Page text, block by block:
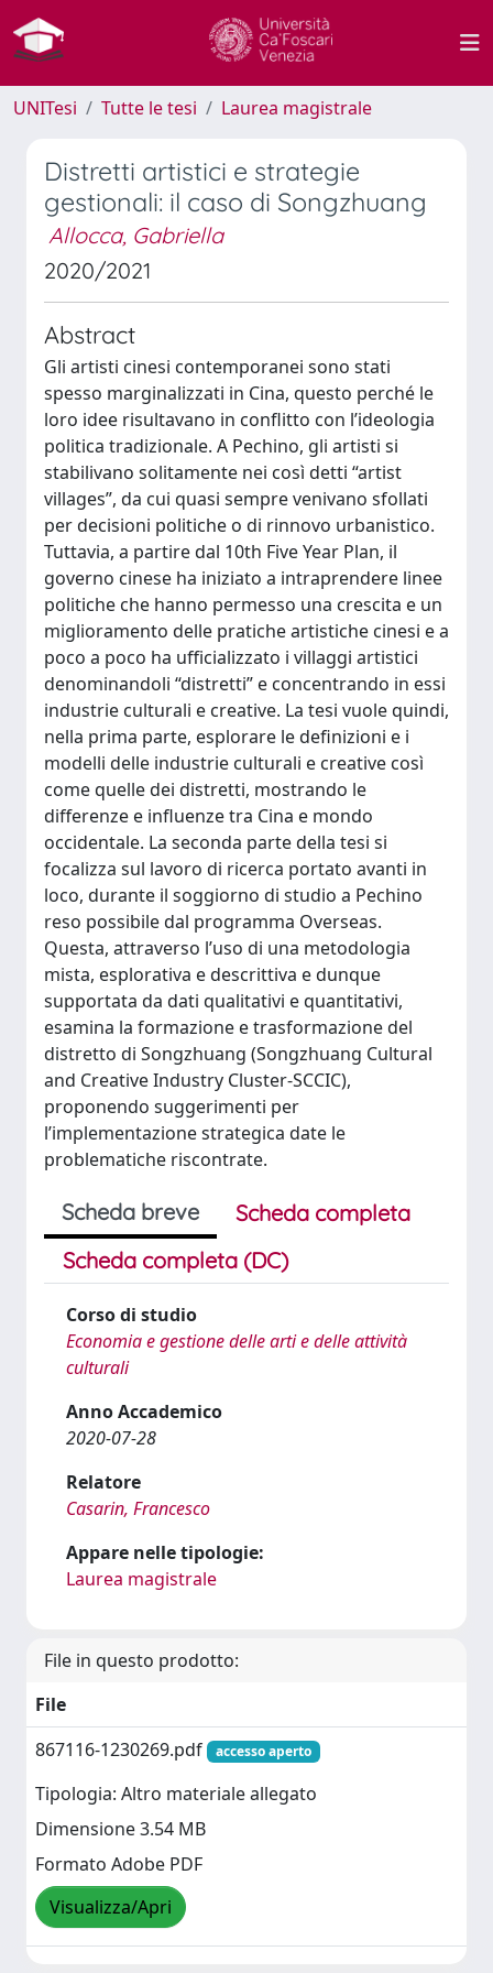
UNITesi Tutte le tesi Laurea magistrale
Distretti artistici e strategie
gestionali: il caso di Songzhuang
Allocca, Gabriella
2020/2021
Abstract
Gli artisti cinesi contemporanei sono stati
spesso marginalizzati in Cina, questo perché le
loro idee risultavano in conflitto con l’ideologia
politica tradizionale. A Pechino, gli artisti si
stabilivano solitamente nei così detti “artist
villages”, da cui quasi sempre venivano sfollati
per decisioni politiche o di rinnovo urbanistico.
Tuttavia, a partire dal 10th Five Year Plan, il
governo cinese ha iniziato a intraprendere linee
politiche che hanno permesso una crescita e un
miglioramento delle pratiche artistiche cinesi e a
poco a poco ha ufficializzato i villaggi artistici
denominandoli “distretti” e concentrando in essi
industrie culturali e creative. La tesi vuole quindi,
nella prima parte, esplorare le definizioni e i
modelli delle industrie culturali e creative così
come quelle dei distretti, mostrando le
differenze e influenze tra Cina e mondo
occidentale. La seconda parte della tesi si
focalizza sul lavoro di ricerca portato avanti in
loco, durante il soggiorno di studio a Pechino
reso possibile dal programma Overseas.
Questa, attraverso l’uso di una metodologia
mista, esplorativa e descrittiva e dunque
supportata da dati qualitativi e quantitativi,
esamina la formazione e trasformazione del
distretto di Songzhuang (Songzhuang Cultural
and Creative Industry Cluster-SCCIC),
proponendo suggerimenti per
l’implementazione strategica date le
problematiche riscontrate.
Scheda breve
Scheda completa
Scheda completa (DC)
Corso di studio
Economia e gestione delle arti e delle attività
culturali
Anno Accademico
2020-07-28
Relatore
Casarin, Francesco
Appare nelle tipologie:
Laurea magistrale
File in questo prodotto:
File
867116-1230269.pdf
accesso aperto
Tipologia: Altro materiale allegato
Dimensione 3.54 MB
Formato Adobe PDF
Visualizza/Apri